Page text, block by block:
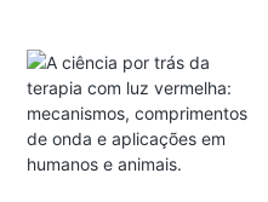
enorme vantagem
competitiva para
empreendedores da área
de bem-estar.